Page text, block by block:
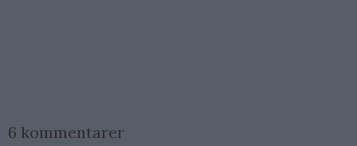
6 kommentarer